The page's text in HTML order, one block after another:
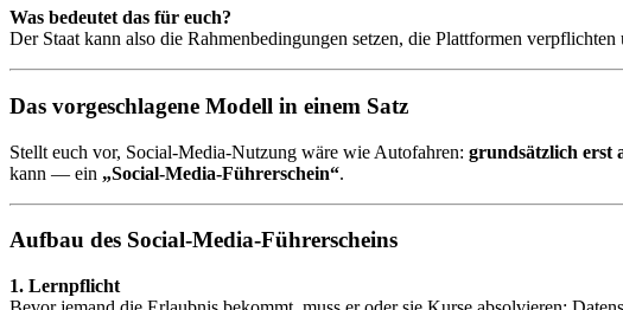
Was bedeutet das für euch?
Der Staat kann also die Rahmenbedingungen setzen, die Plattformen
Das vorgeschlagene Modell in einem Satz
Stellt euch vor, Social‑Media‑Nutzung wäre wie Autofahren: grundsätzlich erst
kann — ein „Social‑Media‑Führerschein“.
Aufbau des Social‑Media‑Führerscheins
1. Lernpflicht